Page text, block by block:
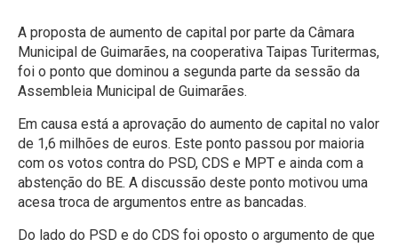
A proposta de aumento de capital por parte da Câmara
Municipal de Guimarães, na cooperativa Taipas Turitermas,
foi o ponto que dominou a segunda parte da sessão da
Assembleia Municipal de Guimarães.
Em causa está a aprovação do aumento de capital no valor
de 1,6 milhões de euros. Este ponto passou por maioria
com os votos contra do PSD, CDS e MPT e ainda com a
abstenção do BE. A discussão deste ponto motivou uma
acesa troca de argumentos entre as bancadas.
Do lado do PSD e do CDS foi oposto o argumento de que